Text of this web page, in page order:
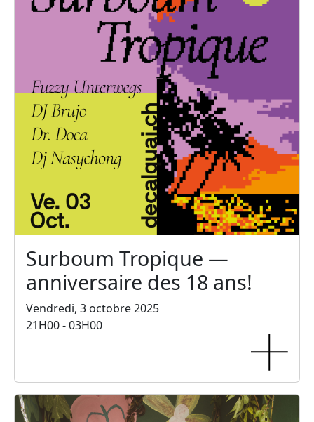
Surboum Tropique —
anniversaire des 18 ans!
Vendredi, 3 octobre 2025
21H00 - 03H00